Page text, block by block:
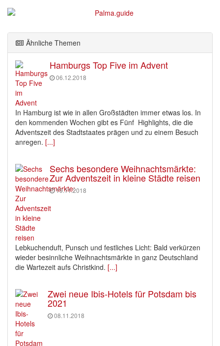
Ähnliche Themen
Hamburgs Top Five im Advent
06.12.2018
In Hamburg ist wie in allen Großstädten immer etwas los. In
den kommenden Wochen gibt es Fünf Highlights, die die
Adventszeit des Stadtstaates prägen und zu einem Besuch
anregen. [...]
Sechs besondere Weihnachtsmärkte:
Zur Adventszeit in kleine Städte reisen
19.11.2018
Lebkuchenduft, Punsch und festliches Licht: Bald verkürzen
wieder besinnliche Weihnachtsmärkte in ganz Deutschland
die Wartezeit aufs Christkind. [...]
Zwei neue Ibis-Hotels für Potsdam bis
2021
08.11.2018